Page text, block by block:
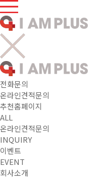
전화문의
온라인견적문의
추천홈페이지
ALL
온라인견적문의
INQUIRY
이벤트
EVENT
회사소개